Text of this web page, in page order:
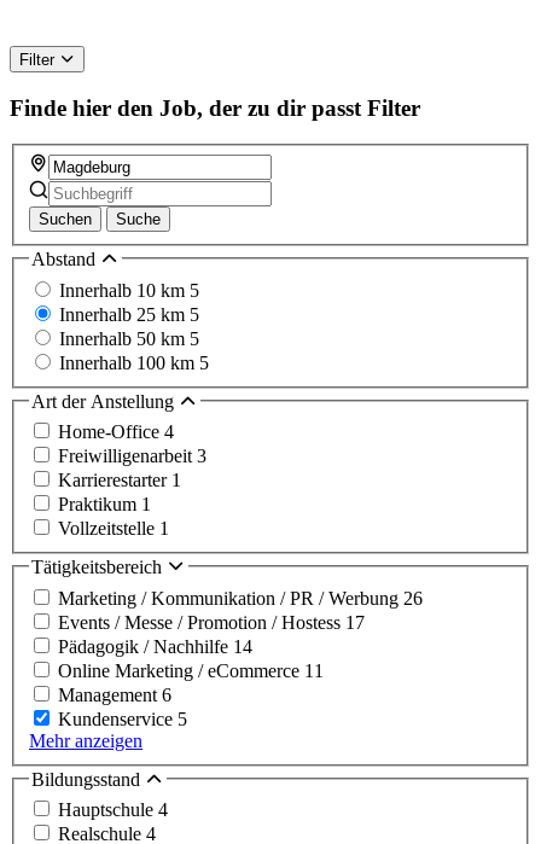
Filter
Finde hier den Job, der zu dir passt Filter
Suchen Suche
Abstand
Innerhalb 10 km 5
Innerhalb 25 km 5
Innerhalb 50 km 5
Innerhalb 100 km 5
Art der Anstellung
Home-Office 4
Freiwilligenarbeit 3
Karrierestarter 1
Praktikum 1
Vollzeitstelle 1
Tätigkeitsbereich
Marketing / Kommunikation / PR / Werbung 26
Events / Messe / Promotion / Hostess 17
Pädagogik / Nachhilfe 14
Online Marketing / eCommerce 11
Management 6
Kundenservice 5
Mehr anzeigen
Bildungsstand
Hauptschule 4
Realschule 4